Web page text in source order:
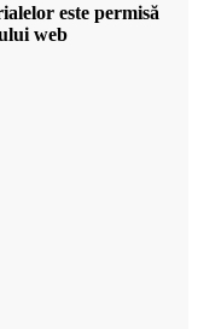
este permisă
web